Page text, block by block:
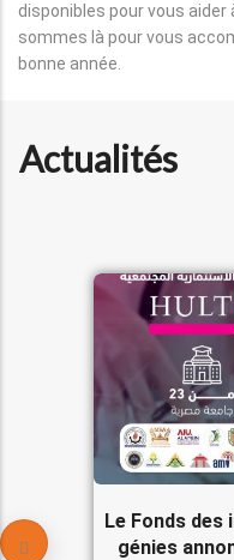
disponibles pour vous
sommes là pour vous
bonne année.
Actualités
Le Fonds des
génies